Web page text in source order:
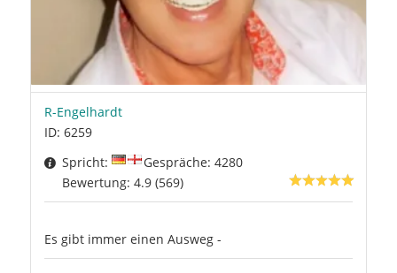
R-Engelhardt
ID: 6259
Spricht:
Gespräche: 4280
Bewertung: 4.9 (569)
Es gibt immer einen Ausweg -